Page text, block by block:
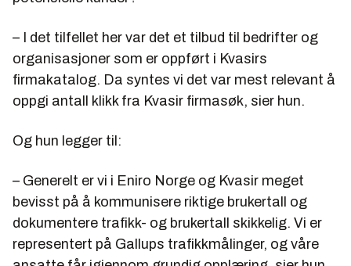
– I det tilfellet her var det et tilbud til bedrifter og
organisasjoner som er oppført i Kvasirs
firmakatalog. Da syntes vi det var mest relevant å
oppgi antall klikk fra Kvasir firmasøk, sier hun.
Og hun legger til:
– Generelt er vi i Eniro Norge og Kvasir meget
bevisst på å kommunisere riktige brukertall og
dokumentere trafikk- og brukertall skikkelig. Vi er
representert på Gallups trafikkmålinger, og våre